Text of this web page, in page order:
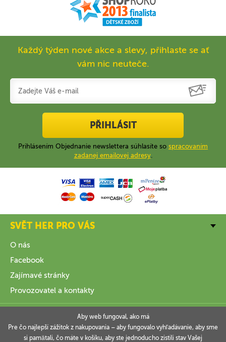
Každý týden nové akce a slevy, přihlaste se ať
vám nic neuteče.
PŘIHLÁSIT
Prihlásením Objednanie newslettera súhlasíte so spracovaním
zadanej emailovej adresy.
SVĚT HER PRO VÁS
O nás
Facebook
Zajímavé stránky
Provozovatel a kontakty
Aby web fungoval, ako má
Pre čo najlepší zážitok z nakupovania – aby fungovalo vyhľadávanie, aby sme
si pamätali, čo máte v košíku, aby ste jednoducho zistili stav Vašej